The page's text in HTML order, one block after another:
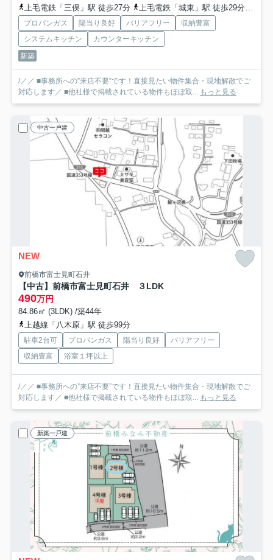
上毛電鉄「三俣」駅 徒歩27分
上毛電鉄「城東」駅 徒歩29分
プロパンガス 陽当り良好 バリアフリー
収納豊富
システムキッチン
カウンターキッチン
新築
/／／ ■事務所への”来店不要”です！直接見たい物件集合・現地解散でご
対応します／ ■他社様で掲載されている物件もほぼ取... もっと見る
中古一戸建
NEW
前橋市富士見町石井
【中古】前橋市富士見町石井 ３LDK
490万円
84.86㎡ (3LDK) /築44年
上越線「八木原」駅 徒歩99分
駐車2台可 プロパンガス 陽当り良好
バリアフリー
収納豊富
浴室１坪以上
/／／ ■事務所への”来店不要”です！直接見たい物件集合・現地解散でご
対応します／ ■他社様で掲載されている物件もほぼ取... もっと見る
新築一戸建